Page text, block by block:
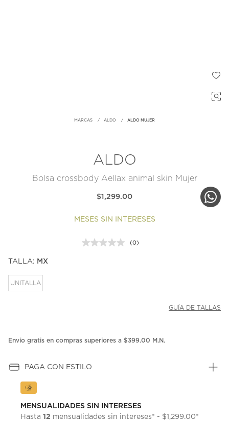
MARCAS ALDO ALDO MUJER
ALDO
Bolsa crossbody Aellax animal skin Mujer
$1,299.00
MESES SIN INTERESES
Sin
(0)
TALLA: MX
UNITALLA
GUÍA DE TALLAS
Envío gratis en compras superiores a $399.00 M.N.
PAGA CON ESTILO
MENSUALIDADES SIN INTERESES
Hasta 12 mensualidades sin intereses* - $1,299.00*